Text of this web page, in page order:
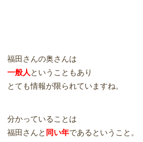
福田さんの奥さんは
一般人 ということもあり
とても情報が限られていますね。
分かっていることは
福田さんと 同い年であるということ。